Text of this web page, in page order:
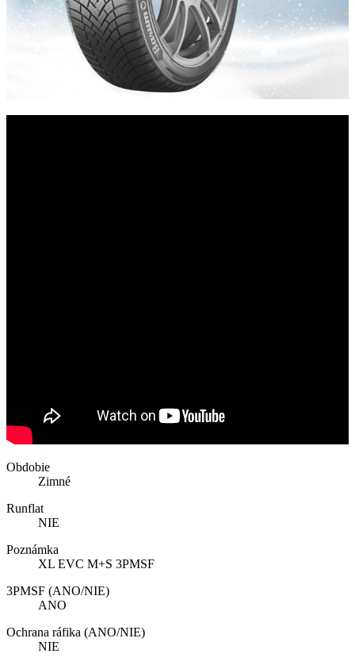
Obdobie
Zimné
Runflat
NIE
Poznámka
XL EVC M+S 3PMSF
3PMSF (ANO/NIE)
ANO
Ochrana ráfika (ANO/NIE)
NIE